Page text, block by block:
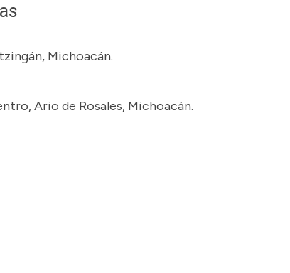
Michoacán.
Ario de Rosales, Michoacán.